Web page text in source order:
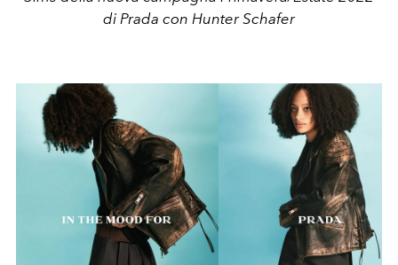
di Prada con Hunter Schafer